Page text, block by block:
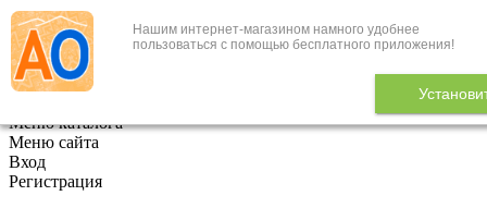
Нашим интернет-магазином намного удобнее
пользоваться с помощью бесплатного приложения!
+7 (495) 646-888-1
В корзине 0
Меню каталога
Меню сайта
Вход
Регистрация